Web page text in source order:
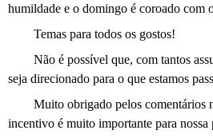
humildade e o domingo é coroado com
Temas para todos os gostos!
Não é possível que, com tantos
seja direcionado para o que estamos
Muito obrigado pelos comentários
incentivo é muito importante para nossa